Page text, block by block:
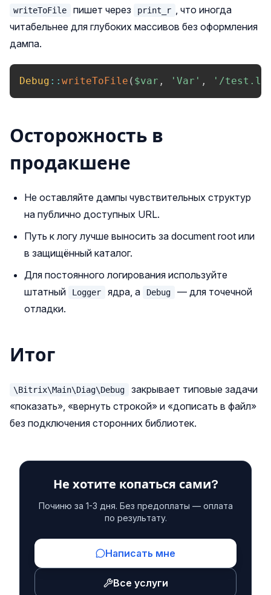
writeToFile пишет через print_r , что иногда
читабельнее для глубоких массивов без оформления
дампа.
Debug :: writeToFile ( $var , 'Var' , '/
Осторожность в
продакшене
Не оставляйте дампы чувствительных структур
на публично доступных URL.
Путь к логу лучше выносить за document root или
в защищённый каталог.
Для постоянного логирования используйте
штатный
Logger ядра, а Debug
— для точечной
отладки.
Итог
\Bitrix\Main\Diag\Debug
закрывает типовые задачи
«показать», «вернуть строкой» и «дописать в файл»
без подключения сторонних библиотек.
Не хотите копаться сами?
Починю за 1-3 дня. Без предоплаты — оплата
по результату.
Написать мне
Все услуги